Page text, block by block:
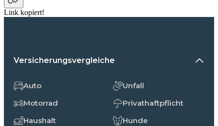
Link kopiert!
Versicherungsvergleiche
Auto
Motorrad
Haushalt
Unfall
Privathaftpflicht
Hunde